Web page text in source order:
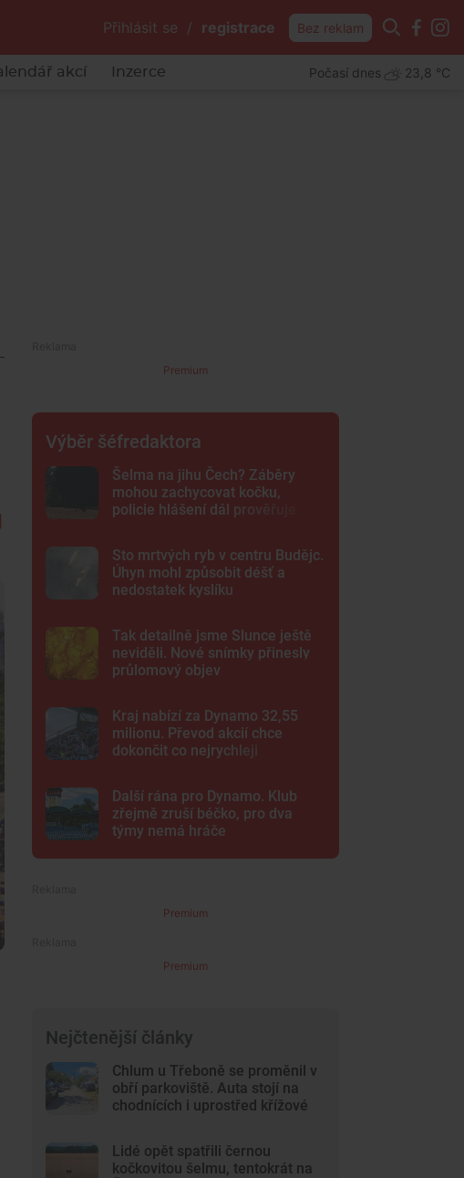
Přihlásit se / registrace Bez reklam
akcí Inzerce Počasí dnes 23,8 °C
Premium
Výběr šéfredaktora
Šelma na jihu Čech? Záběry
mohou zachycovat kočku,
policie hlášení dál prověřuje
Sto mrtvých ryb v centru Budějc.
Úhyn mohl způsobit déšť a
nedostatek kyslíku
Tak detailně jsme Slunce ještě
neviděli. Nové snímky přinesly
průlomový objev
Kraj nabízí za Dynamo 32,55
milionu. Převod akcií chce
dokončit co nejrychleji
Další rána pro Dynamo. Klub
zřejmě zruší béčko, pro dva
týmy nemá hráče
Premium
Premium
Nejčtenější články
Chlum u Třeboně se proměnil v
obří parkoviště. Auta stojí na
chodnících i uprostřed křížové
Lidé opět spatřili černou
kočkovitou šelmu, tentokrát na